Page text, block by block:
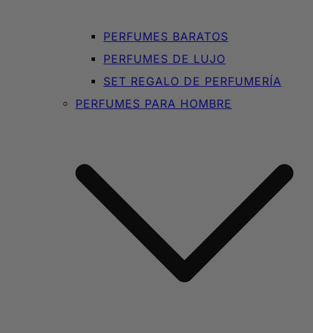
PERFUMES BARATOS
PERFUMES DE LUJO
SET REGALO DE PERFUMERÍA
PERFUMES PARA HOMBRE